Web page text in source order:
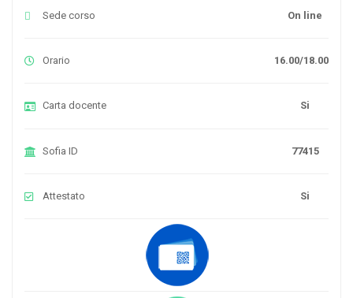
Sede corso On line
Orario 16.00/18.00
Carta docente Si
Sofia ID 77415
Attestato Si